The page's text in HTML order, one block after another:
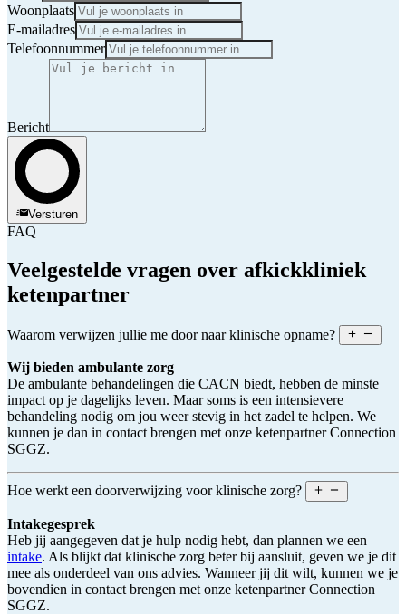
Woonplaats
E-mailadres
Telefoonnummer
Bericht
Versturen
FAQ
Veelgestelde vragen over afkickkliniek
ketenpartner
Waarom verwijzen jullie me door naar klinische opname?
Wij bieden ambulante zorg
De ambulante behandelingen die CACN biedt, hebben de minste
impact op je dagelijks leven. Maar soms is een intensievere
behandeling nodig om jou weer stevig in het zadel te helpen. We
kunnen je dan in contact brengen met onze ketenpartner Connection
SGGZ.
Hoe werkt een doorverwijzing voor klinische zorg?
Intakegesprek
Heb jij aangegeven dat je hulp nodig hebt, dan plannen we een
intake. Als blijkt dat klinische zorg beter bij aansluit, geven we je dit
mee als onderdeel van ons advies. Wanneer jij dit wilt, kunnen we je
bovendien in contact brengen met onze ketenpartner Connection
SGGZ.